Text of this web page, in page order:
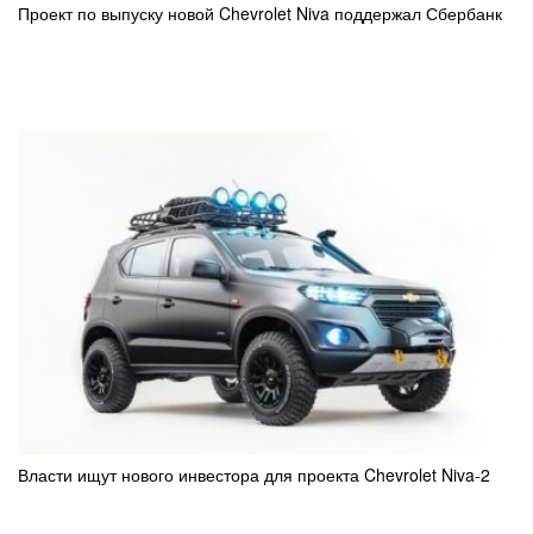
Проект по выпуску новой Chevrolet Niva поддержал Сбербанк
Власти ищут нового инвестора для проекта Chevrolet Niva-2